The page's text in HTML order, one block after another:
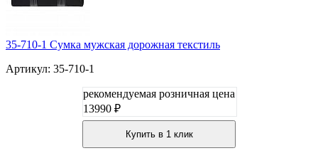
35-710-1 Сумка мужская дорожная текстиль
Артикул: 35-710-1
рекомендуемая розничная цена
13990 ₽
Купить в 1 клик